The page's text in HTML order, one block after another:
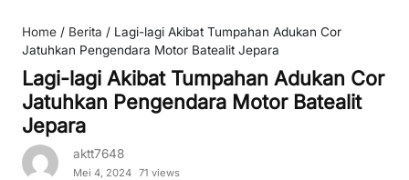
Home / Berita / Lagi-lagi Akibat Tumpahan Adukan Cor
Jatuhkan Pengendara Motor Batealit Jepara
Lagi-lagi Akibat Tumpahan Adukan Cor
Jatuhkan Pengendara Motor Batealit
Jepara
aktt7648
Mei 4, 2024 71 views